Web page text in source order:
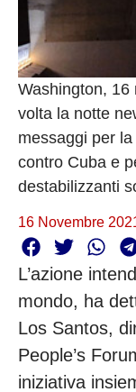
Washington, 16
volta la notte
messaggi per
contro Cuba e
destabilizzanti
16 Novembre
L’azione
mondo, ha
Los Santos,
People’s
iniziativa